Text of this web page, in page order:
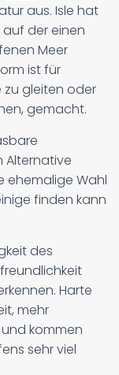
aus. Isle hat
der einen
Meer
ist für
zu gleiten oder
gemacht.
Alternative
ehemalige Wahl
finden kann
des
Harte
mehr
kommen
sehr viel